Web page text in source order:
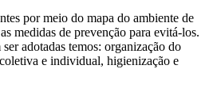
por meio do mapa do ambiente de
medidas de prevenção para evitá-los.
adotadas temos: organização do
e individual, higienização e